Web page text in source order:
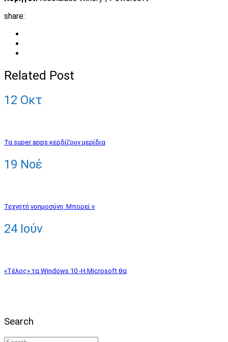
share:
Related Post
12 Οκτ
Τα super apps κερδίζουν μερίδια
19 Νοέ
Τεχνητή νοημοσύνη: Μπορεί ν
24 Ιούν
«Τέλος» τα Windows 10 -Η Microsoft θα
Search